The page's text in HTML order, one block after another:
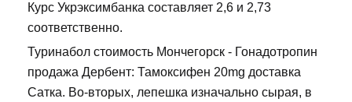
Курс Укрэксимбанка составляет 2,6 и 2,73
соответственно.
Туринабол стоимость Мончегорск - Гонадотропин
продажа Дербент: Тамоксифен 20mg доставка
Сатка. Во-вторых, лепешка изначально сырая, в